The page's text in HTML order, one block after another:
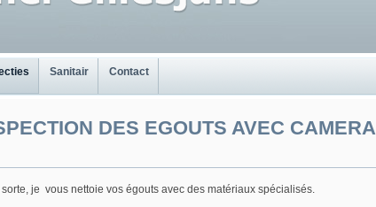
Sanitair Contact
DES EGOUTS AVEC CAMERA
je vous nettoie vos égouts avec des matériaux spécialisés.